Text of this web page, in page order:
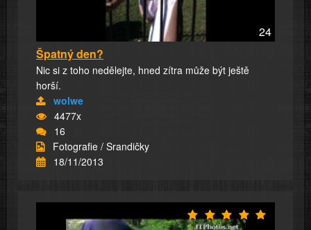
24
Špatný den?
Nic si z toho nedělejte, hned zítra může být ještě
horší.
wolwe
4477x
16
Fotografie / Srandičky
18/11/2013